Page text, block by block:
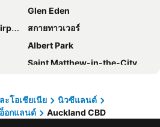
Skycity
Waipuna & Conference Centre
Pullman Auckland Airport
Jo&joe Auckland (opening Autumn 2025)
Copthorne Hotel Auckland City
Ascotia off Queen
Glen Eden
สกายทาวเวอร์
Albert Park
Saint Matthew-in-the-City
Britomart
University of Auckland
ะโอเชียเนีย
นิวซีแลนด์
อ็อกแลนด์ Auckland CBD